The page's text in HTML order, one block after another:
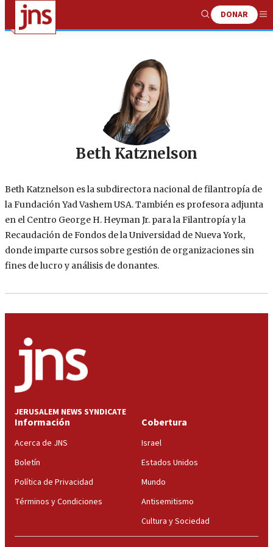
Show
Search
DONAR
Beth Katznelson
Beth Katznelson es la subdirectora nacional de filantropía de
la Fundación Yad Vashem USA. También es profesora adjunta
en el Centro George H. Heyman Jr. para la Filantropía y la
Recaudación de Fondos de la Universidad de Nueva York,
donde imparte cursos sobre gestión de organizaciones sin
fines de lucro y análisis de donantes.
JERUSALEM NEWS SYNDICATE
Información
Acerca de JNS
Boletín
Política de Privacidad
Términos y Condiciones
Cobertura
Israel
Estados Unidos
Mundo
Antisemitismo
Cultura y Sociedad